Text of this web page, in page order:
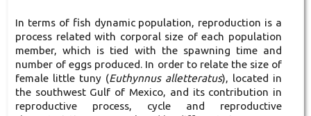
In terms of fish dynamic population, reproduction is a
process related with corporal size of each population
member, which is tied with the spawning time and
number of eggs produced. In order to relate the size of
female little tuny (Euthynnus alletteratus), located in
the southwest Gulf of Mexico, and its contribution in
reproductive process, cycle and reproductive